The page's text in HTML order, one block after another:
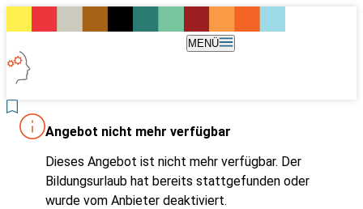
MENÜ
Angebot nicht mehr verfügbar
Dieses Angebot ist nicht mehr verfügbar. Der
Bildungsurlaub hat bereits stattgefunden oder
wurde vom Anbieter deaktiviert.